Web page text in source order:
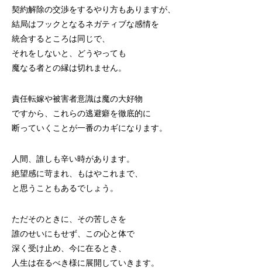
契約解除の交渉をするやり方もありますが、
結局はフックとなるネガティブな感情を
統合するところは同じで、
それをしないと、どうやっても
魔なる者との縁は切れません。
責任転嫁や被害者意識は魔の大好物
ですから、これらの逃避癖を徹底的に
断っていくことが一番のカギになります。
人間、誰しも辛い時があります。
絶望感に苛まれ、もはやこれまで、
と思うこともあるでしょう。
ただそのときに、その苦しさを
誰のせいにもせず、この心と体で
深く受け止め、今に在るとき、
人生は在るべき様に展開していきます。